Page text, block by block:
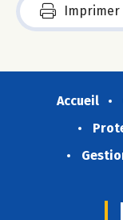
Accueil